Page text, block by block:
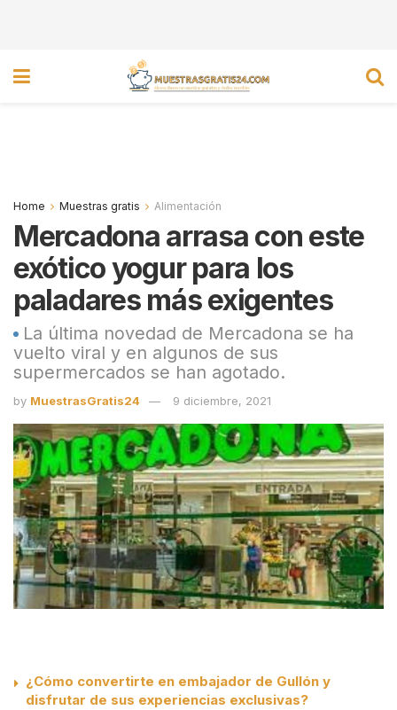
Home Muestras gratis Alimentación
Mercadona arrasa con este
exótico yogur para los
paladares más exigentes
La última novedad de Mercadona se ha
vuelto viral y en algunos de sus
supermercados se han agotado.
by MuestrasGratis24 9 diciembre, 2021
¿Cómo convertirte en embajador de Gullón y
disfrutar de sus experiencias exclusivas?